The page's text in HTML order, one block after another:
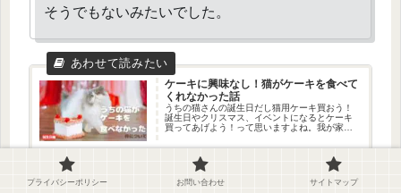
そうでもないみたいでした。
ケーキに興味なし！猫がケーキを食べて
くれなかった話
うちの猫さんの誕生日だし猫用ケーキ買おう！
誕生日やクリスマス、イベントになるとケーキ
買ってあげよう！って思いますよね。我が家の
した泣ということで、今回はうちの猫さんがケ
ーキを食べなかった話をご紹介...
nekonochiblog.com 2026.07.24
プライバシーポリシー お問い合わせ サイトマップ